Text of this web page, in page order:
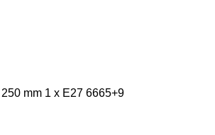
mm 1 x E27 6665+9